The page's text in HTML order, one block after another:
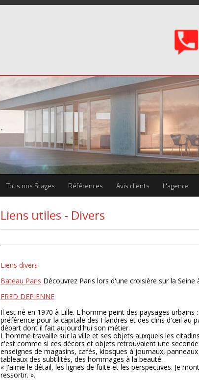
Tous nos Stages Références Avis clients L'agence
Liens utiles - Divers
Liens divers
Bateau Paris Découvrez Paris lors d'une croisière sur la
FRED DEPIENNE
Il est né en 1970 à Lille. L'homme peint des paysages
préférence pour la capitale des Flandres et des clins d'œil au
départ dont il fait aujourd'hui son métier.
L'homme travaille sur la ville et ses objets auxquels les
c'est comme si ces décors et objets retrouvaient une
enseignes de magasins, cafés, kiosques à journaux,
tableaux des subtilités, des hommages à la beauté.
« J'aime le détail, les lignes de fuite et les perspectives. Je
ressortir. ».